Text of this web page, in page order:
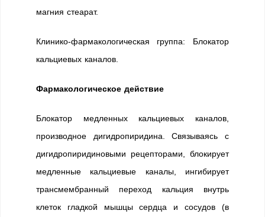
магния стеарат.
Клинико-фармакологическая группа: Блокатор
кальциевых каналов.
Фармакологическое действие
Блокатор медленных кальциевых каналов,
производное дигидропиридина. Связываясь с
дигидропиридиновыми рецепторами, блокирует
медленные кальциевые каналы, ингибирует
трансмембранный переход кальция внутрь
клеток гладкой мышцы сердца и сосудов (в